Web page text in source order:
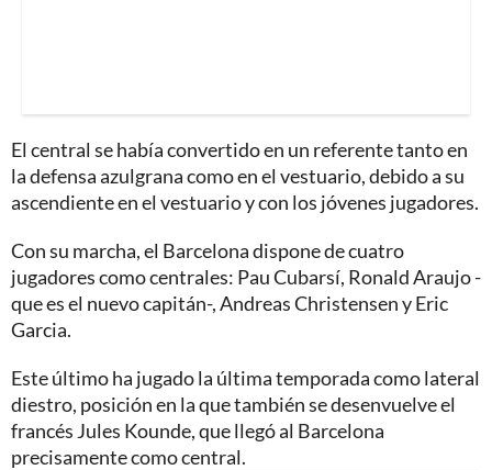
El central se había convertido en un referente tanto en
la defensa azulgrana como en el vestuario, debido a su
ascendiente en el vestuario y con los jóvenes jugadores.
Con su marcha, el Barcelona dispone de cuatro
jugadores como centrales: Pau Cubarsí, Ronald Araujo -
que es el nuevo capitán-, Andreas Christensen y Eric
Garcia.
Este último ha jugado la última temporada como lateral
diestro, posición en la que también se desenvuelve el
francés Jules Kounde, que llegó al Barcelona
precisamente como central.